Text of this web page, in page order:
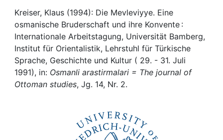
Kreiser, Klaus (1994): Die Mevleviyye. Eine
osmanische Bruderschaft und ihre Konvente :
Internationale Arbeitstagung, Universität Bamberg,
Institut für Orientalistik, Lehrstuhl für Türkische
Sprache, Geschichte und Kultur ( 29. - 31. Juli
1991), in: Osmanli arastirmalari = The journal of
Ottoman studies, Jg. 14, Nr. 2.